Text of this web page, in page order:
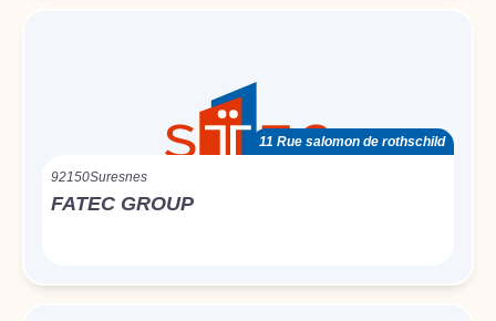
11 Rue salomon de rothschild
92150Suresnes
FATEC GROUP